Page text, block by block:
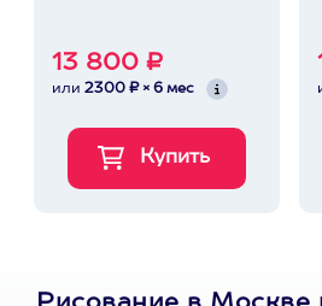
13 800 ₽
или 2300 ₽ × 6 мес